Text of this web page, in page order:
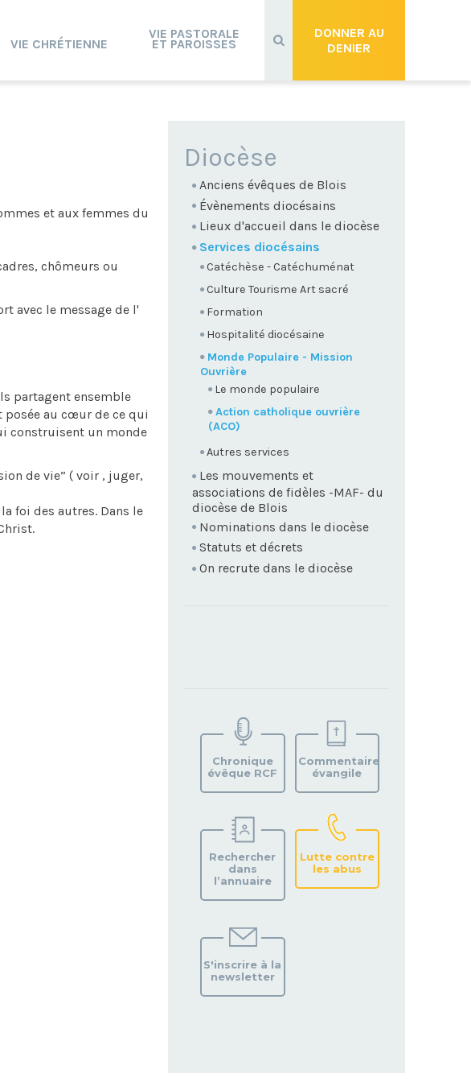
DONNER AU
DENIER
VIE CHRÉTIENNE
VIE PASTORALE
ET PAROISSES
et aux femmes du
chômeurs ou
avec le message de l'
partagent ensemble
au cœur de ce qui
construisent un monde
de vie” ( voir , juger,
foi des autres. Dans le
NAVIGATION
Diocèse
Anciens évêques de Blois
Évènements diocésains
Lieux d'accueil dans le diocèse
Services diocésains
Catéchèse - Catéchuménat
Culture Tourisme Art sacré
Formation
Hospitalité diocésaine
Monde Populaire - Mission
Ouvrière
Le monde populaire
Action catholique ouvrière
(ACO)
Autres services
Les mouvements et
associations de fidèles -MAF- du
diocèse de Blois
Nominations dans le diocèse
Statuts et décrets
On recrute dans le diocèse
VOTRE
PAROISSE
Chronique
évêque RCF
Commentaire
évangile
Rechercher
dans
l’annuaire
Lutte contre
les abus
S'inscrire à la
newsletter